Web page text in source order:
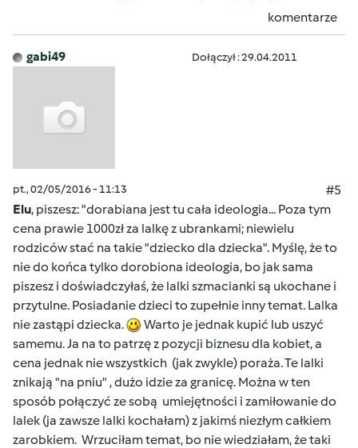
komentarze
gabi49 Dołączył : 29.04.2011
pt., 02/05/2016 - 11:13
#5
Elu, piszesz: "dorabiana jest tu cała ideologia... Poza tym
cena prawie 1000zł za lalkę z ubrankami; niewielu
rodziców stać na takie "dziecko dla dziecka". Myślę, że to
nie do końca tylko dorobiona ideologia, bo jak sama
piszesz i doświadczyłaś, że lalki szmacianki są ukochane i
przytulne. Posiadanie dzieci to zupełnie inny temat. Lalka
nie zastąpi dziecka.
Warto je jednak kupić lub uszyć
samemu. Ja na to patrzę z pozycji biznesu dla kobiet, a
cena jednak nie wszystkich (jak zwykle) poraża. Te lalki
znikają "na pniu" , dużo idzie za granicę. Można w ten
sposób połączyć ze sobą umiejętności i zamiłowanie do
lalek (ja zawsze lalki kochałam) z jakimś niezłym całkiem
zarobkiem. Wrzuciłam temat, bo nie wiedziałam, że taki